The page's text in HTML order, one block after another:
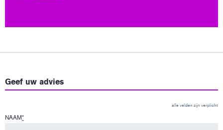
Geef uw advies
alle velden zijn verplicht
NAAM*